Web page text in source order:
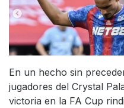
En un hecho sin
jugadores del Crystal
victoria en la FA Cup